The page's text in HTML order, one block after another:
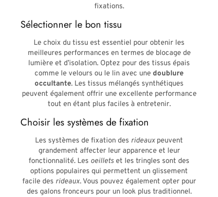
fixations.
Sélectionner le bon tissu
Le choix du tissu est essentiel pour obtenir les
meilleures performances en termes de blocage de
lumière et d’isolation. Optez pour des tissus épais
comme le velours ou le lin avec une doublure
occultante. Les tissus mélangés synthétiques
peuvent également offrir une excellente performance
tout en étant plus faciles à entretenir.
Choisir les systèmes de fixation
Les systèmes de fixation des rideaux peuvent
grandement affecter leur apparence et leur
fonctionnalité. Les oeillets et les tringles sont des
options populaires qui permettent un glissement
facile des rideaux. Vous pouvez également opter pour
des galons fronceurs pour un look plus traditionnel.